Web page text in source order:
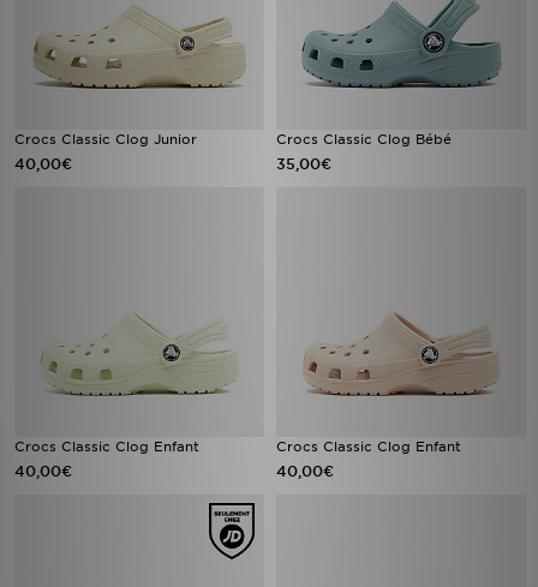
Crocs Classic Clog Junior
40,00€
Crocs Classic Clog Bébé
35,00€
Crocs Classic Clog Enfant
40,00€
Crocs Classic Clog Enfant
40,00€